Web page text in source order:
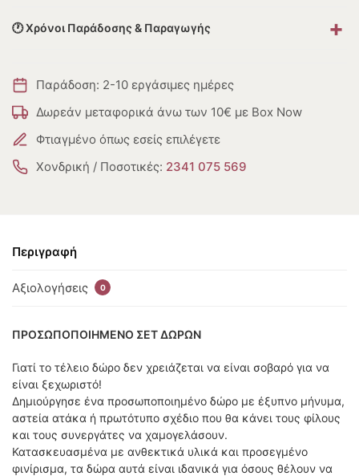
🕐 Χρόνοι Παράδοσης & Παραγωγής +
Παράδοση: 2-10 εργάσιμες ημέρες
Δωρεάν μεταφορικά άνω των 10€ με Box Now
Φτιαγμένο όπως εσείς επιλέγετε
Χονδρική / Ποσοτικές: 2341 075 569
Περιγραφή
Αξιολογήσεις 0
ΠΡΟΣΩΠΟΠΟΙΗΜΕΝΟ ΣΕΤ ΔΩΡΩΝ
Γιατί το τέλειο δώρο δεν χρειάζεται να είναι σοβαρό για να
είναι ξεχωριστό!
Δημιούργησε ένα προσωποποιημένο δώρο με έξυπνο μήνυμα,
αστεία ατάκα ή πρωτότυπο σχέδιο που θα κάνει τους φίλους
και τους συνεργάτες να χαμογελάσουν.
Κατασκευασμένα με ανθεκτικά υλικά και προσεγμένο
φινίρισμα, τα δώρα αυτά είναι ιδανικά για όσους θέλουν να